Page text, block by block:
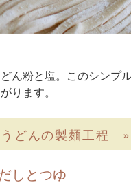
ん粉と塩。このシンプ
ります。
うどんの製麺工程 »
しとつゆ